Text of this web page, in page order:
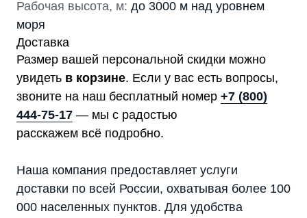
Рабочая высота, м: до 3000 м над уровнем
моря
Доставка
Размер вашей персональной скидки можно
увидеть в корзине. Если у вас есть вопросы,
звоните на наш бесплатный номер +7 (800)
444-75-17 — мы с радостью
расскажем всё подробно.
Наша компания предоставляет услуги
доставки по всей России, охватывая более 100
000 населенных пунктов. Для удобства